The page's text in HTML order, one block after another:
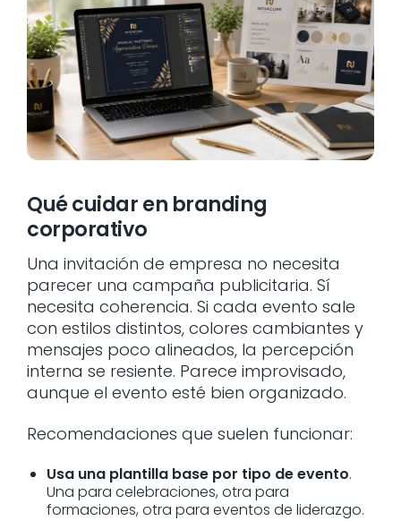
Qué cuidar en branding
corporativo
Una invitación de empresa no necesita
parecer una campaña publicitaria. Sí
necesita coherencia. Si cada evento sale
con estilos distintos, colores cambiantes y
mensajes poco alineados, la percepción
interna se resiente. Parece improvisado,
aunque el evento esté bien organizado.
Recomendaciones que suelen funcionar:
Usa una plantilla base por tipo de evento.
Una para celebraciones, otra para
formaciones, otra para eventos de liderazgo.